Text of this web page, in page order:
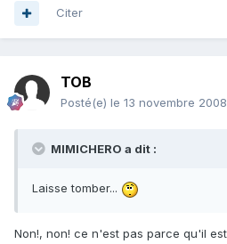
Citer
TOB
Posté(e) le 13 novembre 2008
MIMICHERO a dit :
Laisse tomber...
Non!, non! ce n'est pas parce qu'il